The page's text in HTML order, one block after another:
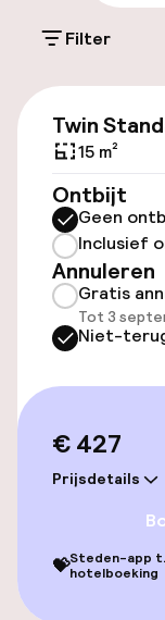
(buiten)
Openbaar
Overal
Lift
Solarium
Entertainment
Filter
Twin
15 m²
Ontbijt
Geen
Inclusief
Annuleren
Gratis
Tot 3
Niet-
€ 427
Prijsdetails
💝Steden-app
hotelboeking